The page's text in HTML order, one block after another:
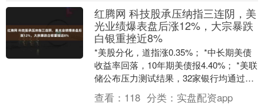
红腾网 科技股承压纳指三连阴，美
光业绩爆表盘后涨12%，大宗暴跌
白银重挫近8%
*美股分化，道指涨0.35%； *中长期美债
收益率回落，10年期美债报4.40%； *美联
储公布压力测试结果，32家银行均通过最
低监管要求。 周三美股涨跌互现，....
查看： 118 分类： 实盘配资app